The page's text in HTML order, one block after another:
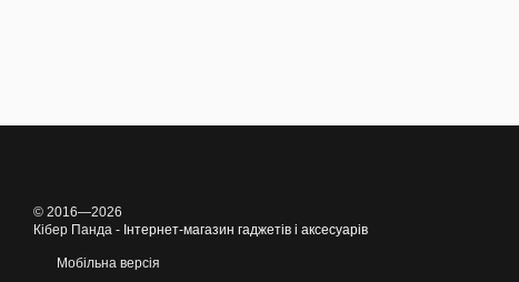
© 2016—2026
Кібер Панда - Інтернет-магазин гаджетів і аксесуарів
Мобільна версія